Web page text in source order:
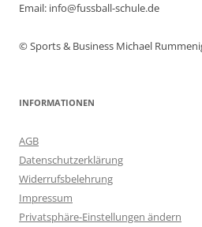
Email: info@fussball-schule.de
© Sports & Business Michael
INFORMATIONEN
AGB
Datenschutzerklärung
Widerrufsbelehrung
Impressum
Privatsphäre-Einstellungen ändern